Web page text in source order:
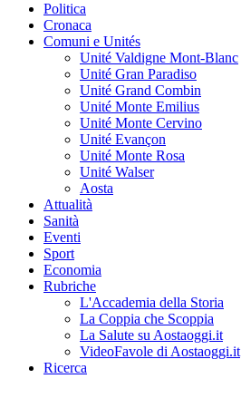
Politica
Cronaca
Comuni e Unités
Unité Valdigne Mont-Blanc
Unité Gran Paradiso
Unité Grand Combin
Unité Monte Emilius
Unité Monte Cervino
Unité Evançon
Unité Monte Rosa
Unité Walser
Aosta
Attualità
Sanità
Eventi
Sport
Economia
Rubriche
L'Accademia della Storia
La Coppia che Scoppia
La Salute su Aostaoggi.it
VideoFavole di Aostaoggi.it
Ricerca